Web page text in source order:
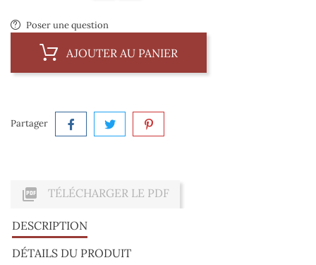
Poser une question
AJOUTER AU PANIER
Partager
 TÉLÉCHARGER LE PDF
DESCRIPTION
DÉTAILS DU PRODUIT